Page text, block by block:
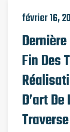
février 16,
Fin Des
D’art